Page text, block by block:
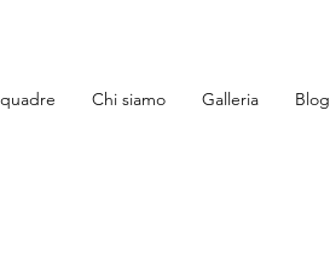
Chi siamo Galleria Blog